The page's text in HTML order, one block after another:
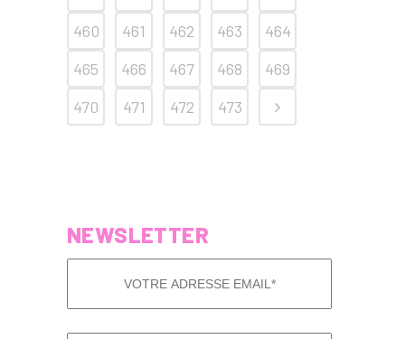
460
461 462 463
464
465
466 467 468
469
470
471 472 473
NEWSLETTER